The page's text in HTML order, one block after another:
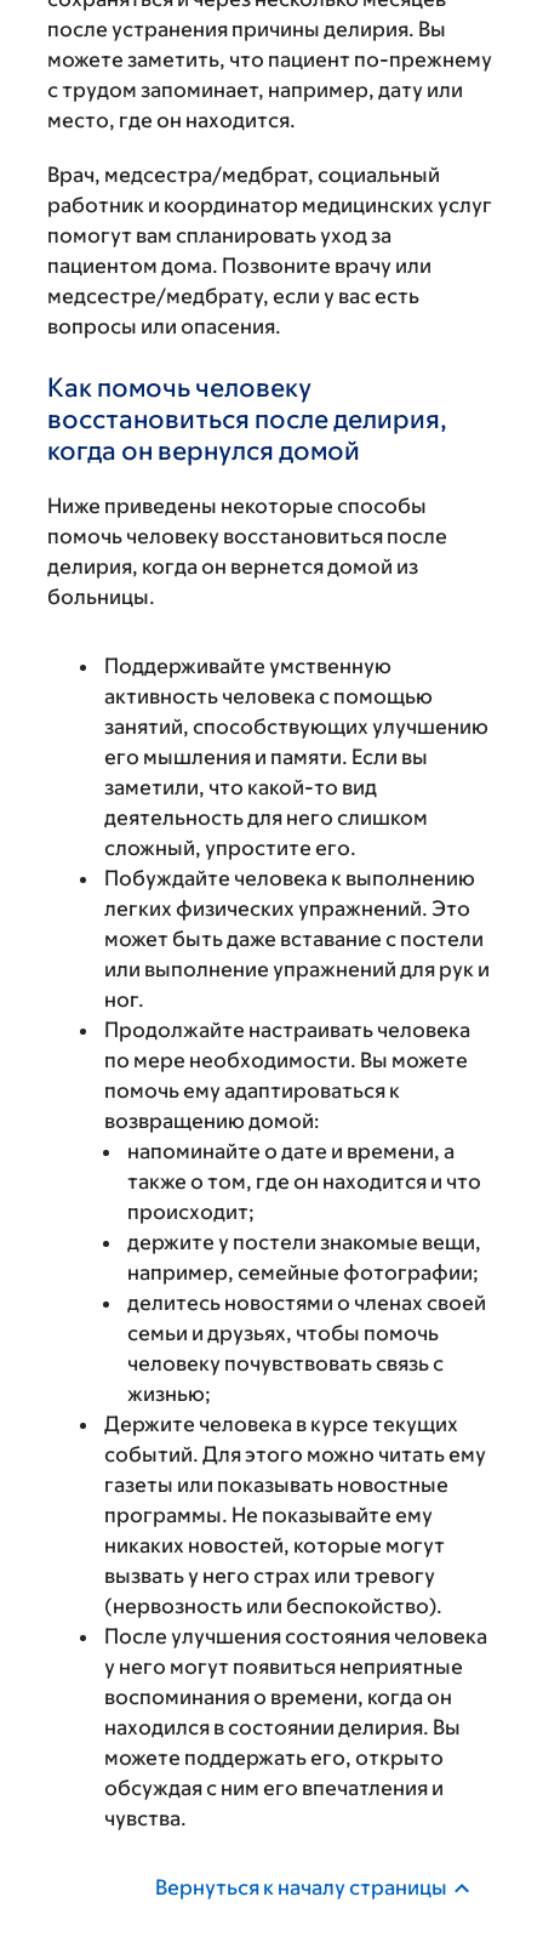
после устранения причины делирия. Вы
можете заметить, что пациент по-прежнему
с трудом запоминает, например, дату или
место, где он находится.
Врач, медсестра/медбрат, социальный
работник и координатор медицинских услуг
помогут вам спланировать уход за
пациентом дома. Позвоните врачу или
медсестре/медбрату, если у вас есть
вопросы или опасения.
Как помочь человеку
восстановиться после делирия,
когда он вернулся домой
Ниже приведены некоторые способы
помочь человеку восстановиться после
делирия, когда он вернется домой из
больницы.
Поддерживайте умственную
активность человека с помощью
занятий, способствующих улучшению
его мышления и памяти. Если вы
заметили, что какой-то вид
деятельность для него слишком
сложный, упростите его.
Побуждайте человека к выполнению
легких физических упражнений. Это
может быть даже вставание с постели
или выполнение упражнений для рук и
ног.
Продолжайте настраивать человека
по мере необходимости. Вы можете
помочь ему адаптироваться к
возвращению домой:
напоминайте о дате и времени, а
также о том, где он находится и что
происходит;
держите у постели знакомые вещи,
например, семейные фотографии;
делитесь новостями о членах своей
семьи и друзьях, чтобы помочь
человеку почувствовать связь с
жизнью;
Держите человека в курсе текущих
событий. Для этого можно читать ему
газеты или показывать новостные
программы. Не показывайте ему
никаких новостей, которые могут
вызвать у него страх или тревогу
(нервозность или беспокойство).
После улучшения состояния человека
у него могут появиться неприятные
воспоминания о времени, когда он
находился в состоянии делирия. Вы
можете поддержать его, открыто
обсуждая с ним его впечатления и
чувства.
Вернуться к началу страницы